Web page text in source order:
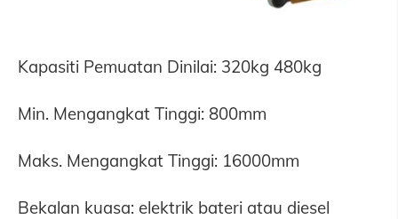
Kapasiti Pemuatan Dinilai: 320kg 480kg
Min. Mengangkat Tinggi: 800mm
Maks. Mengangkat Tinggi: 16000mm
Bekalan kuasa: elektrik bateri atau diesel